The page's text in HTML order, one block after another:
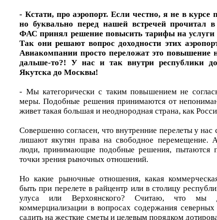
- Кстати, про аэропорт. Если честно, я не в курсе
но буквально перед нашей встречей прочитал
ФАС принял решение повысить тарифы на услуги
Так они решают вопрос доходности этих
Авиакомпании просто переложат это повышение
дальше-то?! У нас и так внутри республики
Якутска до Москвы!
- Мы категорически с таким повышением не
меры. Подобные решения принимаются от
живет такая большая и неоднородная страна, как
Совершенно согласен, что внутренние перелеты у нас
лишают якутян права на свободное перемещение.
люди, принимающие подобные решения, пытаются
точки зрения рыночных отношений.
Но какие рыночные отношения, какая
быть при перелете в райцентр или в столицу
улуса или Верхоянского? Считаю, что мы
коммерциализации в вопросах содержания
садить на жесткие сметы и целевым порядком